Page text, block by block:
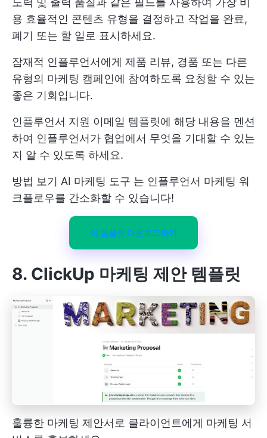
용 효율적인 콘텐츠 유형을 결정하고 작업을 완료,
폐기 또는 할 일로 표시하세요.
잠재적 인플루언서에게 제품 리뷰, 경품 또는 다른
유형의 마케팅 캠페인에 참여하도록 요청할 수 있는
좋은 기회입니다.
인플루언서 지원 이메일 템플릿에 해당 내용을 멘션
하여 인플루언서가 협업에서 무엇을 기대할 수 있는
지 알 수 있도록 하세요.
방법 보기 AI 마케팅 도구 는 인플루언서 마케팅 워
크플로우를 간소화할 수 있습니다!
이 템플릿 다운로드하기
8. ClickUp 마케팅 제안 템플릿
훌륭한 마케팅 제안서로 클라이언트에게 마케팅 서